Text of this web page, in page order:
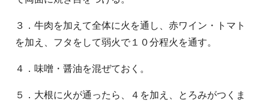
３．牛肉を加えて全体に火を通し、赤ワイン・トマト
を加え、フタをして弱火で１０分程火を通す。
４．味噌・醤油を混ぜておく。
５．大根に火が通ったら、４を加え、とろみがつくま